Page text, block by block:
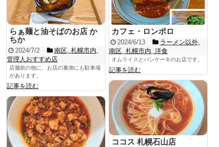
らぁ麺と油そばのお店 か
ちか
2024/7/2 南区, 札幌市内,
管理人おすすめ店
店舗前の他に、お店の裏側にも駐車場
があります。
記事を読む
カフェ・ロンポロ
2024/6/13 ラーメン以外,
南区, 札幌市内, 洋食
オムライスとパンケーキのお店です。
記事を読む
ココス 札幌石山店